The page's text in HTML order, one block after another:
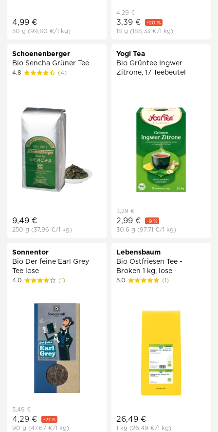
4,99 €
50 g (99,80 €/1 kg)
4,29 €
3,39 € -20 %
18 g (188,33 €/1 kg)
Schoenenberger
Bio Sencha Grüner Tee
4.8 (4)
9,49 €
250 g (37,96 €/1 kg)
Yogi Tea
Bio Grüntee Ingwer
Zitrone, 17 Teebeutel
3,29 €
2,99 € -9 %
30.6 g (97,71 €/1 kg)
Sonnentor
Bio Der feine Earl Grey
Tee lose
4.0 (1)
5,49 €
4,29 € -21 %
90 g (47,67 €/1 kg)
Lebensbaum
Bio Ostfriesen Tee -
Broken 1 kg, lose
5.0 (1)
26,49 €
1 kg (26,49 €/1 kg)